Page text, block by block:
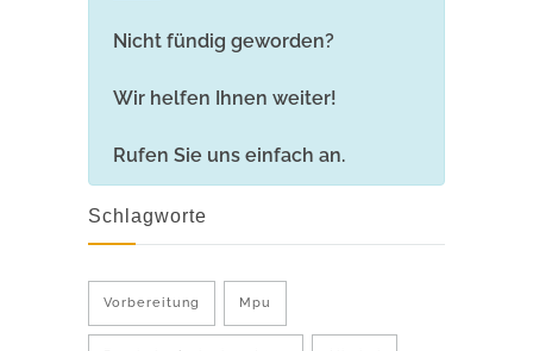
Nicht fündig geworden?
Wir helfen Ihnen weiter!
Rufen Sie uns einfach an.
Schlagworte
Vorbereitung Mpu